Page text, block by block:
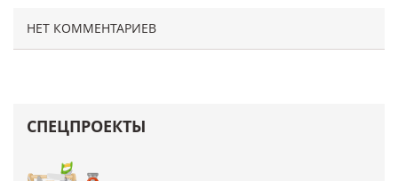
НЕТ КОММЕНТАРИЕВ
СПЕЦПРОЕКТЫ